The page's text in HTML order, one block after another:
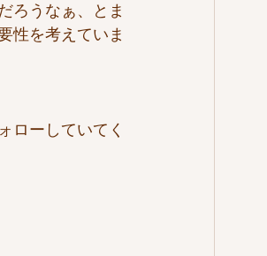
ろうなぁ、とま
性を考えていま
ローしていてく